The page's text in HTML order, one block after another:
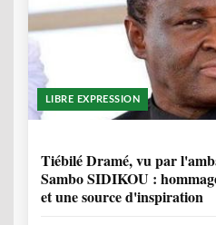
LIBRE EXPRESSION
Tiébilé Dramé, vu par
Sambo SIDIKOU :
et une source d'inspiration